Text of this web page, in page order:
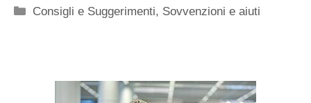
Categorie
Consigli e Suggerimenti, Sovvenzioni e aiuti